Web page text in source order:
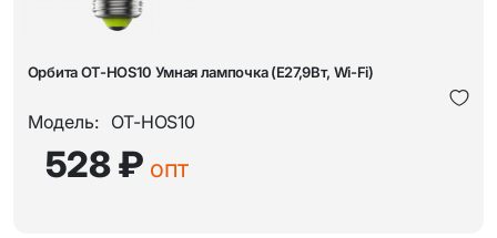
Орбита OT-HOS10 Умная лампочка (E27,9Вт, Wi-Fi)
Модель: OT-HOS10
528 ₽ опт